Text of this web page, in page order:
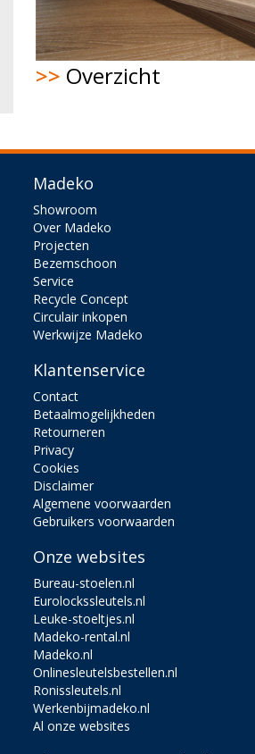
>> Overzicht
Madeko
Showroom
Over Madeko
Projecten
Bezemschoon
Service
Recycle Concept
Circulair inkopen
Werkwijze Madeko
Klantenservice
Contact
Betaalmogelijkheden
Retourneren
Privacy
Cookies
Disclaimer
Algemene voorwaarden
Gebruikers voorwaarden
Onze websites
Bureau-stoelen.nl
Eurolockssleutels.nl
Leuke-stoeltjes.nl
Madeko-rental.nl
Madeko.nl
Onlinesleutelsbestellen.nl
Ronissleutels.nl
Werkenbijmadeko.nl
Al onze websites